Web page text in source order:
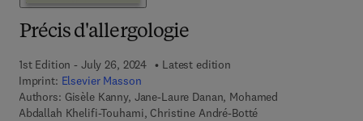
Précis d'allergologie
1st Edition - July 26, 2024
Latest edition
Imprint: Elsevier Masson
Authors: Gisèle Kanny, Jane-Laure Danan, Mohamed
Abdallah Khelifi-Touhami, Christine André-Botté